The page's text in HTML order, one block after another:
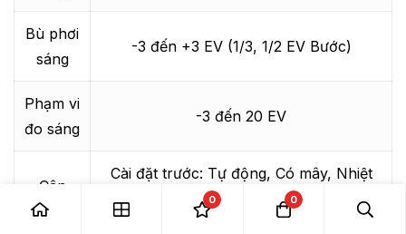
Bù phơi
sáng
-3 đến +3 EV (1/3, 1/2 EV Bước)
Phạm vi
đo sáng
-3 đến 20 EV
Cân
bằng
Cài đặt trước: Tự động, Có mây, Nhiệt
độ màu, Tùy chỉnh, Ánh sáng ban ngày,
0 0